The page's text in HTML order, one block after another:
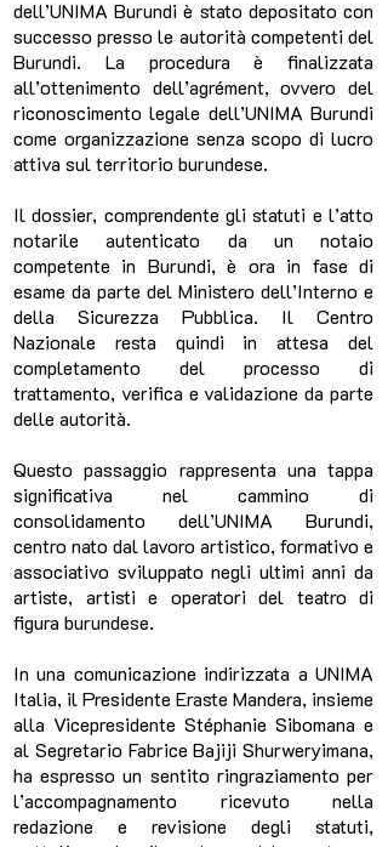
dell’UNIMA Burundi è stato depositato con
successo presso le autorità competenti del
Burundi. La procedura è finalizzata
all’ottenimento dell’agrément, ovvero del
riconoscimento legale dell’UNIMA Burundi
come organizzazione senza scopo di lucro
attiva sul territorio burundese.
Il dossier, comprendente gli statuti e l’atto
notarile autenticato da un notaio
competente in Burundi, è ora in fase di
esame da parte del Ministero dell’Interno e
della Sicurezza Pubblica. Il Centro
Nazionale resta quindi in attesa del
completamento del processo di
trattamento, verifica e validazione da parte
delle autorità.
Questo passaggio rappresenta una tappa
significativa nel cammino di
consolidamento dell’UNIMA Burundi,
centro nato dal lavoro artistico, formativo e
associativo sviluppato negli ultimi anni da
artiste, artisti e operatori del teatro di
figura burundese.
In una comunicazione indirizzata a UNIMA
Italia, il Presidente Eraste Mandera, insieme
alla Vicepresidente Stéphanie Sibomana e
al Segretario Fabrice Bajiji Shurweryimana,
ha espresso un sentito ringraziamento per
l’accompagnamento ricevuto nella
redazione e revisione degli statuti,